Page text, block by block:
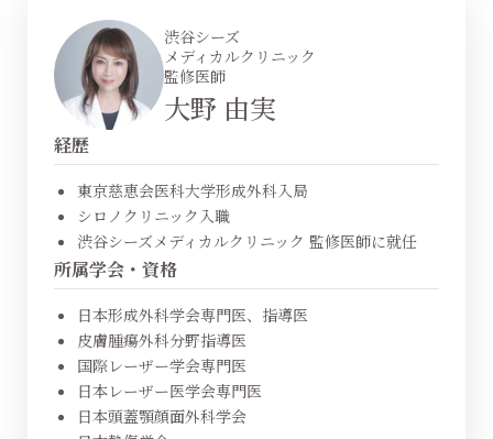
渋谷シーズ
メディカルクリニック
監修医師
大野 由実
経歴
東京慈恵会医科大学形成外科入局
シロノクリニック入職
渋谷シーズメディカルクリニック 監修医師に就任
所属学会・資格
日本形成外科学会専門医、指導医
皮膚腫瘍外科分野指導医
国際レーザー学会専門医
日本レーザー医学会専門医
日本頭蓋顎顔面外科学会